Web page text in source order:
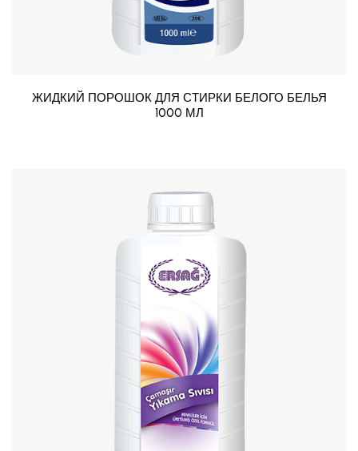
ЖИДКИЙ ПОРОШОК ДЛЯ СТИРКИ БЕЛОГО БЕЛЬЯ
1000 МЛ